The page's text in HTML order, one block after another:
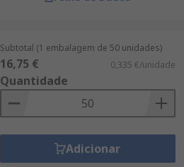
Subtotal (1 embalagem de 50 unidades)
16,75 € 0,335 €/unidade
Quantidade
Adicionar